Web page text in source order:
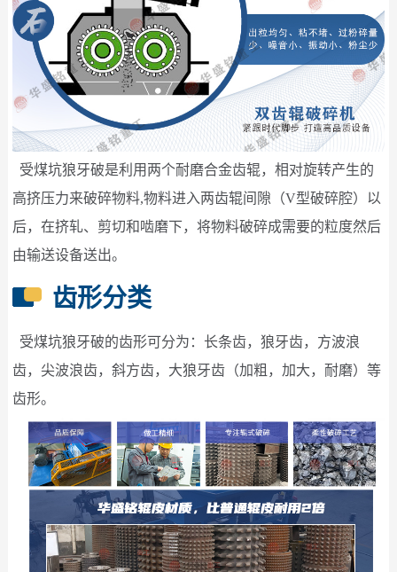
受煤坑狼牙破是利用两个耐磨合金齿辊，相对旋转产生的
高挤压力来破碎物料,物料进入两齿辊间隙（V型破碎腔）以
后，在挤轧、剪切和啮磨下，将物料破碎成需要的粒度然后
由输送设备送出。
齿形分类
受煤坑狼牙破的齿形可分为：长条齿，狼牙齿，方波浪
齿，尖波浪齿，斜方齿，大狼牙齿（加粗，加大，耐磨）等
齿形。